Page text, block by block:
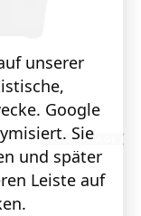
unserer
Google
Sie
und später
Leiste auf